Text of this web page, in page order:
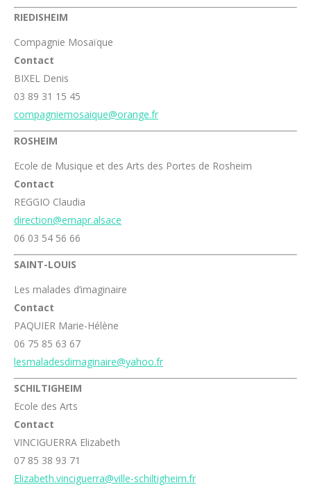
RIEDISHEIM
Compagnie Mosaïque
Contact
BIXEL Denis
03 89 31 15 45
compagniemosaique@orange.fr
ROSHEIM
Ecole de Musique et des Arts des Portes de Rosheim
Contact
REGGIO Claudia
direction@emapr.alsace
06 03 54 56 66
SAINT-LOUIS
Les malades d’imaginaire
Contact
PAQUIER Marie-Hélène
06 75 85 63 67
lesmaladesdimaginaire@yahoo.fr
SCHILTIGHEIM
Ecole des Arts
Contact
VINCIGUERRA Elizabeth
07 85 38 93 71
Elizabeth.vinciguerra@ville-schiltigheim.fr